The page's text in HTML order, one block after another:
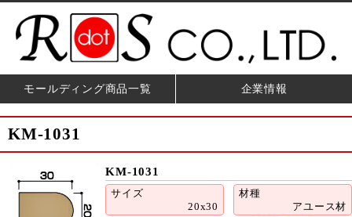
モールディング商品一覧 企業情報
KM-1031
KM-1031
サイズ
20x30
材種
アユース材